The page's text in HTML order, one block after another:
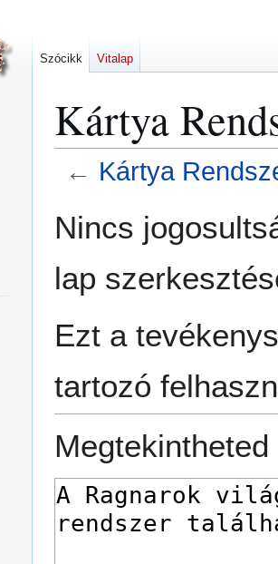
Kártya
← Kártya
Nincs
lap
Ezt a
tartozó
Szócikk Vitalap